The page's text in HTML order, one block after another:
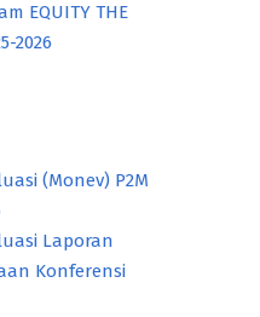
EQUITY THE
2026
(Monev) P2M
Laporan
Konferensi